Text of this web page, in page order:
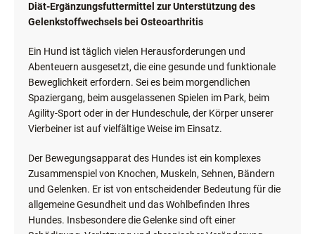
Diät-Ergänzungsfuttermittel zur Unterstützung des
Gelenkstoffwechsels bei Osteoarthritis
Ein Hund ist täglich vielen Herausforderungen und
Abenteuern ausgesetzt, die eine gesunde und funktionale
Beweglichkeit erfordern. Sei es beim morgendlichen
Spaziergang, beim ausgelassenen Spielen im Park, beim
Agility-Sport oder in der Hundeschule, der Körper unserer
Vierbeiner ist auf vielfältige Weise im Einsatz.
Der Bewegungsapparat des Hundes ist ein komplexes
Zusammenspiel von Knochen, Muskeln, Sehnen, Bändern
und Gelenken. Er ist von entscheidender Bedeutung für die
allgemeine Gesundheit und das Wohlbefinden Ihres
Hundes. Insbesondere die Gelenke sind oft einer